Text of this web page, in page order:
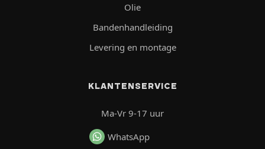
Olie
Bandenhandleiding
Levering en montage
KLANTENSERVICE
Ma-Vr 9-17 uur
WhatsApp